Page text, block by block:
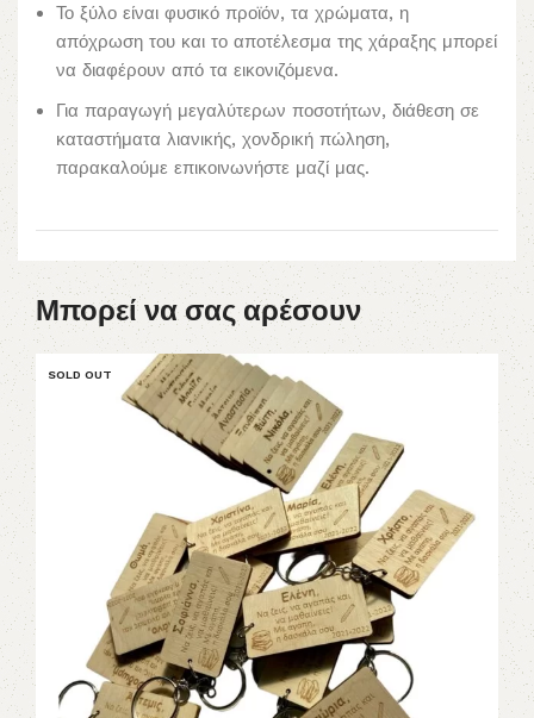
Το ξύλο είναι φυσικό προϊόν, τα χρώματα, η
απόχρωση του και το αποτέλεσμα της χάραξης μπορεί
να διαφέρουν από τα εικονιζόμενα.
Για παραγωγή μεγαλύτερων ποσοτήτων, διάθεση σε
καταστήματα λιανικής, χονδρική πώληση,
παρακαλούμε επικοινωνήστε μαζί μας.
Μπορεί να σας αρέσουν
SOLD OUT